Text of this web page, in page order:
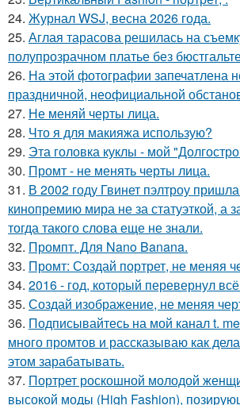
24. Журнал WSJ, весна 2026 года.
25. Аглая тарасова решилась на
полупрозрачном платье без
26. На этой фотографии запечатлена
праздничной, неофициальной
27. Не меняй черты лица.
28. Что я для макияжа использую?
29. Эта головка куклы - мой
30. Промт - не менять черты лица.
31. В 2002 году Гвинет пэлтроу
кинопремию мира не за статуэткой, а
тогда такого слова еще не знали.
32. Промпт. Для Nano Banana.
33. Промт: Создай портрет, не меняя
34. 2016 - год, который перевернул
35. Создай изображение, не меняя
36. Подписывайтесь на мой канал t.
много промтов и рассказываю как
этом зарабатывать.
37. Портрет роскошной молодой
высокой моды (High Fashion),